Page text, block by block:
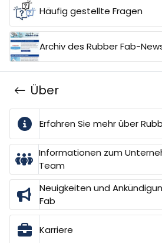
Häufig gestellte Fragen
Archiv des Rubber Fab-
Über
Erfahren Sie mehr über
Informationen zum
Team
Neuigkeiten und
Fab
Karriere